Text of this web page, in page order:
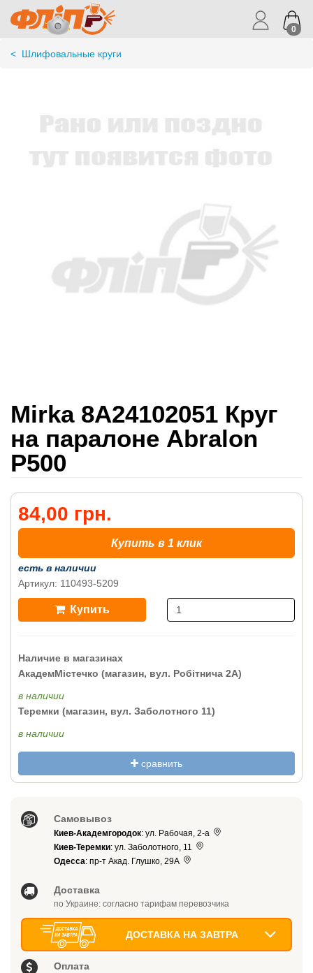
0
< Шлифовальные круги
Mirka 8A24102051 Круг
на паралоне Abralon
P500
84,00 грн.
Купить в 1 клик
есть в наличии
Артикул: 110493-5209
Купить
Наличие в магазинах
АкадемМістечко (магазин, вул. Робітнича 2А)
в наличии
Теремки (магазин, вул. Заболотного 11)
в наличии
сравнить
Самовывоз
Киев-Академгородок: ул. Рабочая, 2-а
Киев-Теремки: ул. Заболотного, 11
Одесса: пр-т Акад. Глушко, 29А
Доставка
по Украине: согласно тарифам перевозчика
ДОСТАВКА НА ЗАВТРА
Оплата